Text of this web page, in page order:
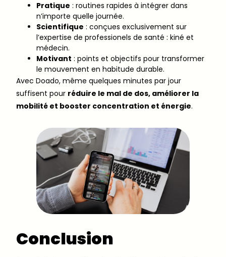
Pratique : routines rapides à intégrer dans
n’importe quelle journée.
Scientifique : conçues exclusivement sur
l’expertise de professionels de santé : kiné et
médecin.
Motivant : points et objectifs pour transformer
le mouvement en habitude durable.
Avec Doado, même quelques minutes par jour
suffisent pour réduire le mal de dos, améliorer la
mobilité et booster concentration et énergie.
Conclusion